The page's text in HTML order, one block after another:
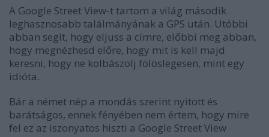
A Google Street View-t tartom a világ második
leghasznosabb találmányának a GPS után. Utóbbi
abban segít, hogy eljuss a címre, előbbi meg abban,
hogy megnézhesd előre, hogy mit is kell majd
keresni, hogy ne kolbászolj fölöslegesen, mint egy
idióta.
Bár a német nép a mondás szerint nyitott és
barátságos, ennek fényében nem értem, hogy mire
fel ez az iszonyatos hiszti a Google Street View